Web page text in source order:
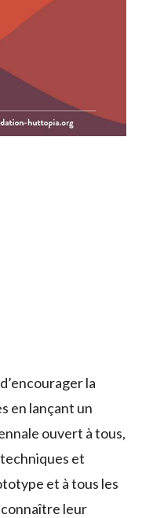
la
en lançant un
ouvert à tous,
et
et à tous les
leur